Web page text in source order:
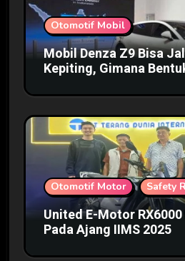
Otomotif Mobil
Mobil Denza Z9 Bisa
Kepiting, Gimana
Otomotif Motor Safety
United E-Motor
Pada Ajang IIMS 2025